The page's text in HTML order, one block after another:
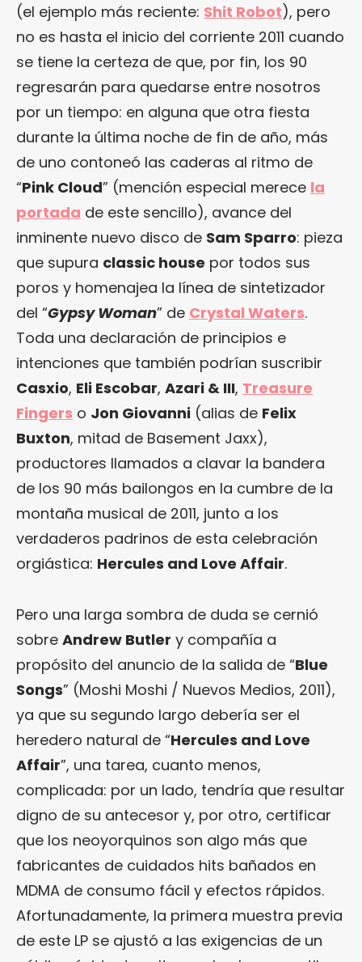
(el ejemplo más reciente: Shit Robot), pero
no es hasta el inicio del corriente 2011 cuando
se tiene la certeza de que, por fin, los 90
regresarán para quedarse entre nosotros
por un tiempo: en alguna que otra fiesta
durante la última noche de fin de año, más
de uno contoneó las caderas al ritmo de
“Pink Cloud” (mención especial merece la
portada de este sencillo), avance del
inminente nuevo disco de Sam Sparro: pieza
que supura classic house por todos sus
poros y homenajea la línea de sintetizador
del “Gypsy Woman” de Crystal Waters.
Toda una declaración de principios e
intenciones que también podrían suscribir
Casxio, Eli Escobar, Azari & III, Treasure
Fingers o Jon Giovanni (alias de Felix
Buxton, mitad de Basement Jaxx),
productores llamados a clavar la bandera
de los 90 más bailongos en la cumbre de la
montaña musical de 2011, junto a los
verdaderos padrinos de esta celebración
orgiástica: Hercules and Love Affair.
Pero una larga sombra de duda se cernió
sobre Andrew Butler y compañía a
propósito del anuncio de la salida de “Blue
Songs” (Moshi Moshi / Nuevos Medios, 2011),
ya que su segundo largo debería ser el
heredero natural de “Hercules and Love
Affair”, una tarea, cuanto menos,
complicada: por un lado, tendría que resultar
digno de su antecesor y, por otro, certificar
que los neoyorquinos son algo más que
fabricantes de cuidados hits bañados en
MDMA de consumo fácil y efectos rápidos.
Afortunadamente, la primera muestra previa
de este LP se ajustó a las exigencias de un